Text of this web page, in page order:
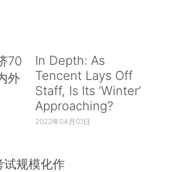
70
外
In Depth: As
Tencent Lays Off
Staff, Is Its ‘Winter’
Approaching?
2022年04月01日
试规模化作